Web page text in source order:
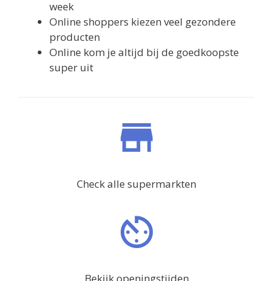
week
Online shoppers kiezen veel gezondere
producten
Online kom je altijd bij de goedkoopste
super uit
Check alle supermarkten
Bekijk openingstijden